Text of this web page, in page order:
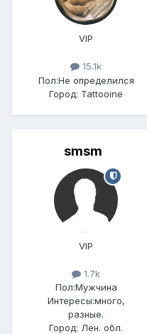
VIP
15.1k
Пол:Не определился
Город: Tattooine
smsm
VIP
1.7k
Пол:Мужчина
Интересы:много,
разные.
Город: Лен. обл.